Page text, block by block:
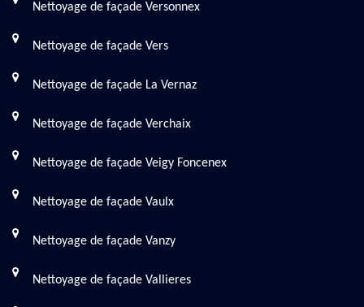
Nettoyage de façade Versonnex
Nettoyage de façade Vers
Nettoyage de façade La Vernaz
Nettoyage de façade Verchaix
Nettoyage de façade Veigy Foncenex
Nettoyage de façade Vaulx
Nettoyage de façade Vanzy
Nettoyage de façade Vallieres